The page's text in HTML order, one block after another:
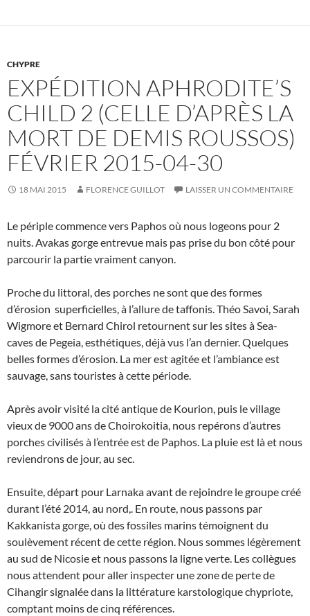
CHYPRE
EXPÉDITION APHRODITE’S
CHILD 2 (CELLE D’APRÈS LA
MORT DE DEMIS ROUSSOS)
FÉVRIER 2015-04-30
18 MAI 2015 FLORENCE GUILLOT LAISSER UN COMMENTAIRE
Le périple commence vers Paphos où nous logeons pour 2
nuits. Avakas gorge entrevue mais pas prise du bon côté pour
parcourir la partie vraiment canyon.
Proche du littoral, des porches ne sont que des formes
d’érosion superficielles, à l’allure de taffonis. Théo Savoi, Sarah
Wigmore et Bernard Chirol retournent sur les sites à Sea-
caves de Pegeia, esthétiques, déjà vus l’an dernier. Quelques
belles formes d’érosion. La mer est agitée et l’ambiance est
sauvage, sans touristes à cette période.
Après avoir visité la cité antique de Kourion, puis le village
vieux de 9000 ans de Choirokoitia, nous repérons d’autres
porches civilisés à l’entrée est de Paphos. La pluie est là et nous
reviendrons de jour, au sec.
Ensuite, départ pour Larnaka avant de rejoindre le groupe créé
durant l’été 2014, au nord,. En route, nous passons par
Kakkanista gorge, où des fossiles marins témoignent du
soulèvement récent de cette région. Nous sommes légèrement
au sud de Nicosie et nous passons la ligne verte. Les collègues
nous attendent pour aller inspecter une zone de perte de
Cihangir signalée dans la littérature karstologique chypriote,
comptant moins de cinq références.